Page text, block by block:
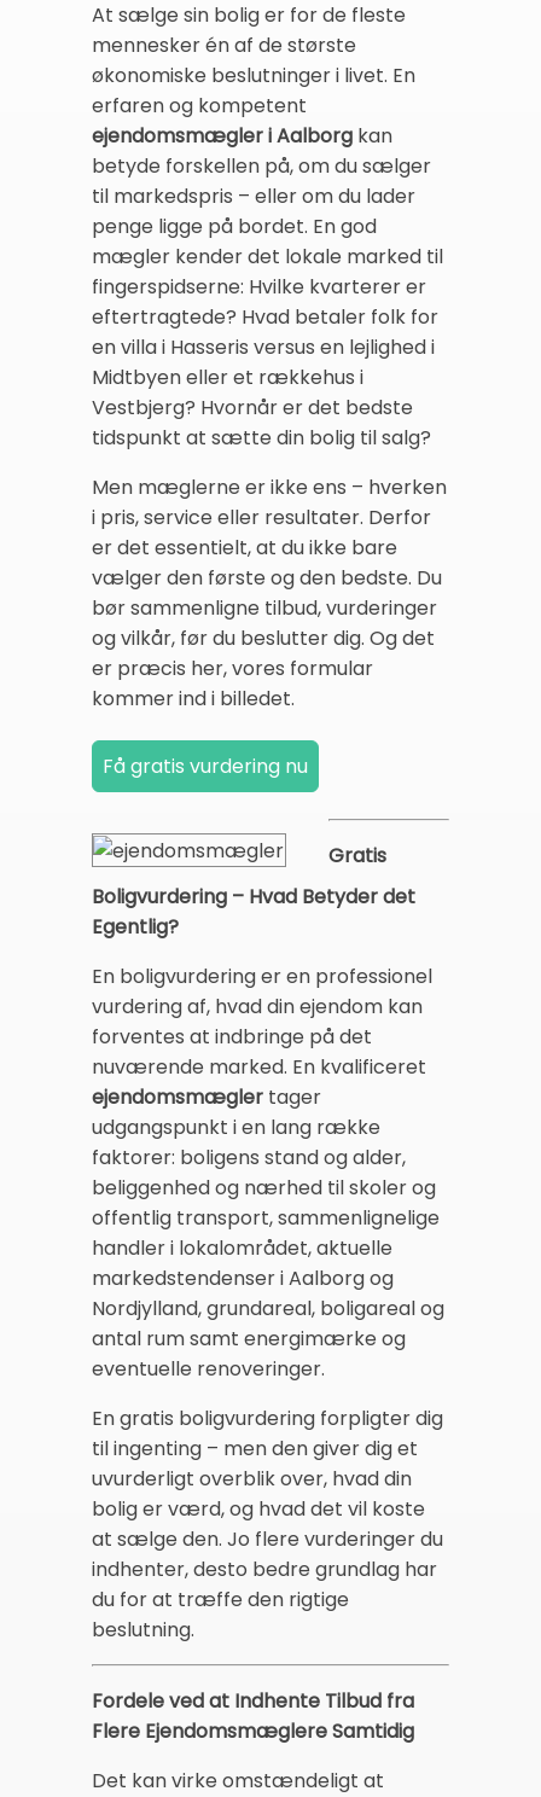
At sælge sin bolig er for de fleste
mennesker én af de største
økonomiske beslutninger i livet. En
erfaren og kompetent
ejendomsmægler i Aalborg kan
betyde forskellen på, om du sælger
til markedspris – eller om du lader
penge ligge på bordet. En god
mægler kender det lokale marked til
fingerspidserne: Hvilke kvarterer er
eftertragtede? Hvad betaler folk for
en villa i Hasseris versus en lejlighed i
Midtbyen eller et rækkehus i
Vestbjerg? Hvornår er det bedste
tidspunkt at sætte din bolig til salg?
Men mæglerne er ikke ens – hverken
i pris, service eller resultater. Derfor
er det essentielt, at du ikke bare
vælger den første og den bedste. Du
bør sammenligne tilbud, vurderinger
og vilkår, før du beslutter dig. Og det
er præcis her, vores formular
kommer ind i billedet.
Gratis
Boligvurdering – Hvad Betyder det
Egentlig?
En boligvurdering er en professionel
vurdering af, hvad din ejendom kan
forventes at indbringe på det
nuværende marked. En kvalificeret
ejendomsmægler tager
udgangspunkt i en lang række
faktorer: boligens stand og alder,
beliggenhed og nærhed til skoler og
offentlig transport, sammenlignelige
handler i lokalområdet, aktuelle
markedstendenser i Aalborg og
Nordjylland, grundareal, boligareal og
antal rum samt energimærke og
eventuelle renoveringer.
En gratis boligvurdering forpligter dig
til ingenting – men den giver dig et
uvurderligt overblik over, hvad din
bolig er værd, og hvad det vil koste
at sælge den. Jo flere vurderinger du
indhenter, desto bedre grundlag har
du for at træffe den rigtige
beslutning.
Fordele ved at Indhente Tilbud fra
Flere Ejendomsmæglere Samtidig
Det kan virke omstændeligt at